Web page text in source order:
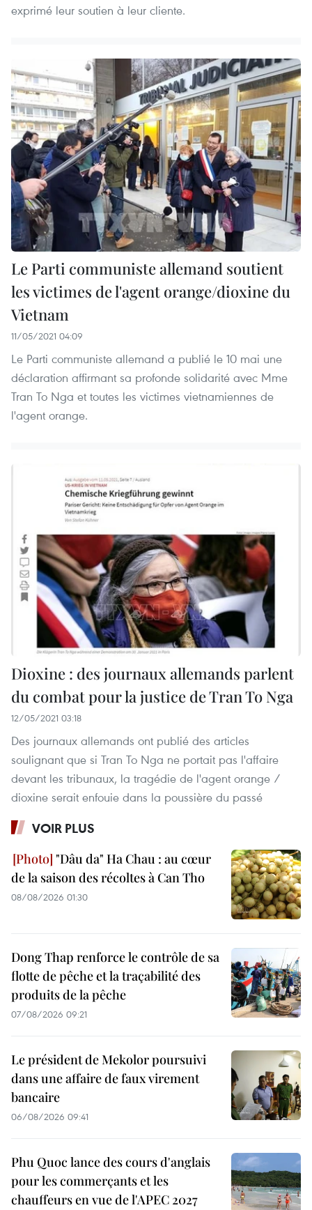
exprimé leur soutien à leur cliente.
Le Parti communiste allemand soutient
les victimes de l'agent orange/dioxine du
Vietnam
11/05/2021 04:09
Le Parti communiste allemand a publié le 10 mai une
déclaration affirmant sa profonde solidarité avec Mme
Tran To Nga et toutes les victimes vietnamiennes de
l'agent orange.
Dioxine : des journaux allemands parlent
du combat pour la justice de Tran To Nga
12/05/2021 03:18
Des journaux allemands ont publié des articles
soulignant que si Tran To Nga ne portait pas l'affaire
devant les tribunaux, la tragédie de l'agent orange /
dioxine serait enfouie dans la poussière du passé
VOIR PLUS
"Dâu da" Ha Chau : au cœur
de la saison des récoltes à Can Tho
08/08/2026 01:30
Dong Thap renforce le contrôle de sa
flotte de pêche et la traçabilité des
produits de la pêche
07/08/2026 09:21
Le président de Mekolor poursuivi
dans une affaire de faux virement
bancaire
06/08/2026 09:41
Phu Quoc lance des cours d'anglais
pour les commerçants et les
chauffeurs en vue de l'APEC 2027